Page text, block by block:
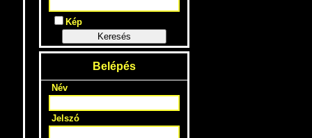
Kép
Keresés
Belépés
Név
Jelszó